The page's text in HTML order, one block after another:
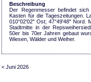
Beschreibung
Der Regenmesser befindet
Kasten für die Tageszeitungen.
010°02'02" Ost; 47°49'48" Nord.
Stadtmitte in der
50er bis 70er Jahren gebaut
Wiesen, Wälder und Weiher.
< Juni 2026